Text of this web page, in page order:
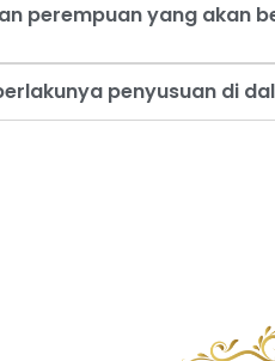
perempuan yang akan
penyusuan di